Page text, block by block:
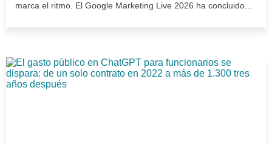
marca el ritmo. El Google Marketing Live 2026 ha concluido...